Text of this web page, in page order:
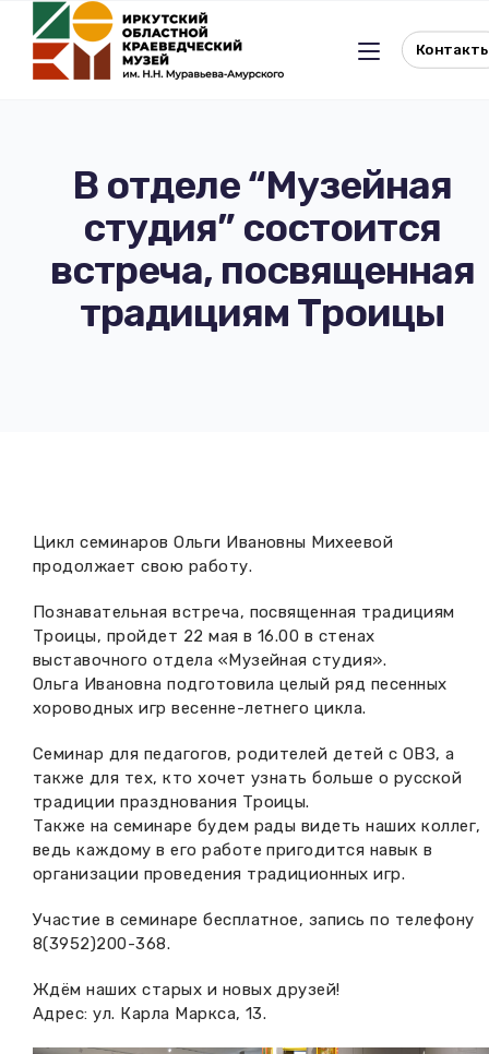
Льготное посещение музея
Независимая оценка
Проекты и программы
Научные издания
Прейскурант
Фонды и коллекции
Отдел истории
Музей В.Г. Распутина
КПЦ им. свт. Иннокентия (Вениаминова)
Научно-фондовый отдел
Повышение квалификации
Передвижные выставки
Отчетность
В отделе “Музейная
студия” состоится
встреча, посвященная
традициям Троицы
Цикл семинаров Ольги Ивановны Михеевой
продолжает свою работу.
Познавательная встреча, посвященная традициям
Троицы, пройдет 22 мая в 16.00 в стенах
выставочного отдела «Музейная студия».
Ольга Ивановна подготовила целый ряд песенных
хороводных игр весенне-летнего цикла.
Семинар для педагогов, родителей детей с ОВЗ, а
также для тех, кто хочет узнать больше о русской
традиции празднования Троицы.
Также на семинаре будем рады видеть наших коллег,
ведь каждому в его работе пригодится навык в
организации проведения традиционных игр.
Участие в семинаре бесплатное, запись по телефону
8(3952)200-368.
Ждём наших старых и новых друзей!
Адрес: ул. Карла Маркса, 13.